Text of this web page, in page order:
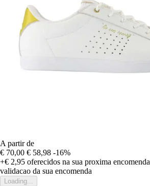
A partir de
€ 70,00 € 58,98 -16%
+€ 2,95 oferecidos na sua proxima encomenda
validacao da sua encomenda
Loading...